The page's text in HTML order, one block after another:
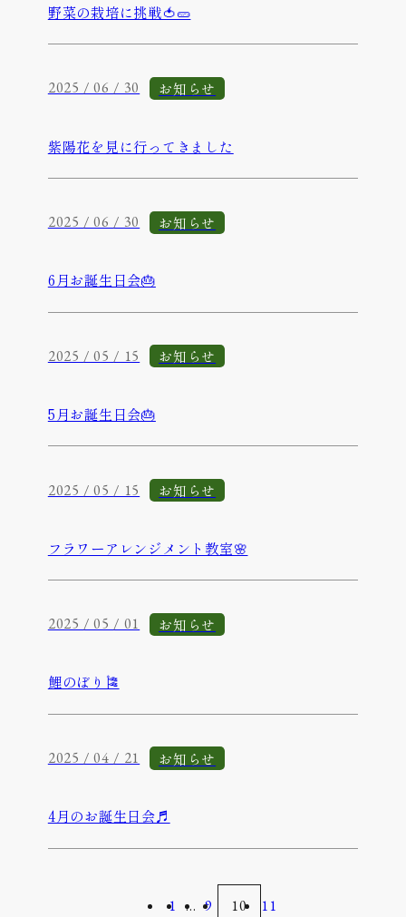
野菜の栽培に挑戦🍅🥒
2025 / 06 / 30 お知らせ
紫陽花を見に行ってきました
2025 / 06 / 30 お知らせ
6月お誕生日会🎂
2025 / 05 / 15 お知らせ
5月お誕生日会🎂
2025 / 05 / 15 お知らせ
フラワーアレンジメント教室🌸
2025 / 05 / 01 お知らせ
鯉のぼり🎏
2025 / 04 / 21 お知らせ
4月のお誕生日会♬
1 … 9 10 11